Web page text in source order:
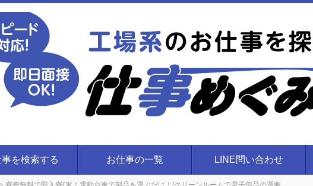
事を検索する お仕事の一覧 LINE問い合わせ